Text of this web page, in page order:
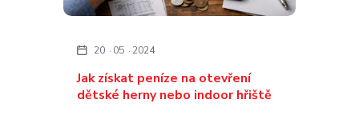
Jak získat peníze na otevření
dětské herny nebo indoor hřiště
20 05 2024